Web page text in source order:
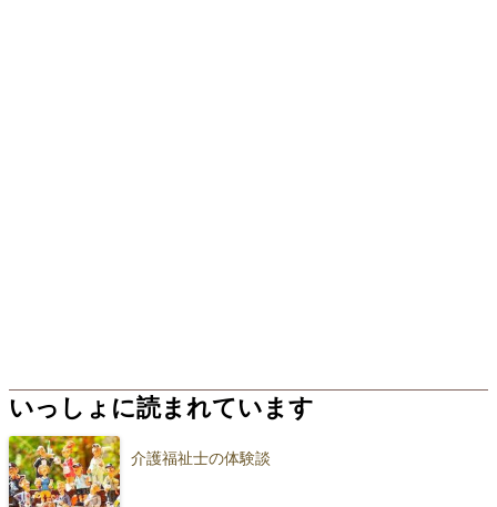
いっしょに読まれています
介護福祉士の体験談